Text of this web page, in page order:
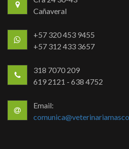
Cañaveral
+57 320 453 9455
+57 312 433 3657
318 7070 209
619 2121 - 638 4752
Email: